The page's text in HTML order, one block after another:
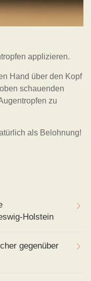
applizieren.
Hand über den Kopf
schauenden
zu
als Belohnung!
Holstein
gegenüber